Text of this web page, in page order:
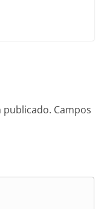
publicado. Campos